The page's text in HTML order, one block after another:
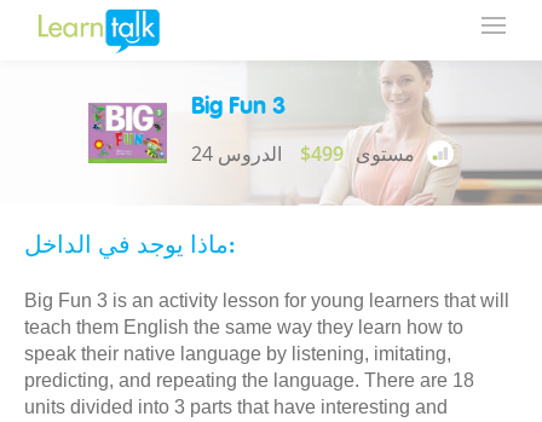
Big Fun 3
24 الدروس $499 مستوى
ماذا يوجد في الداخل:
Big Fun 3 is an activity lesson for young learners that will
teach them English the same way they learn how to
speak their native language by listening, imitating,
predicting, and repeating the language. There are 18
units divided into 3 parts that have interesting and